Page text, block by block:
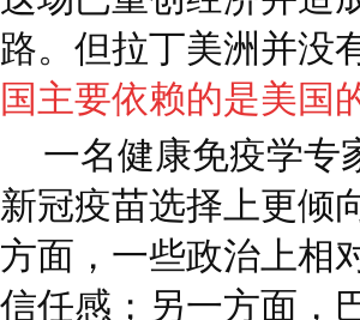
路。但拉丁美洲并没
国主要依赖的是美国
一名健康免疫学专
新冠疫苗选择上更倾
方面，一些政治上相
信任感；另一方面，